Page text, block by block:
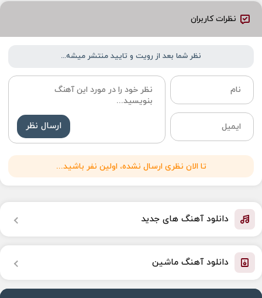
نظرات کاربران
نظر شما بعد از رویت و تایید منتشر میشه...
ارسال نظر
تا الان نظری ارسال نشده، اولین نفر باشید...
دانلود آهنگ های جدید
دانلود آهنگ ماشین